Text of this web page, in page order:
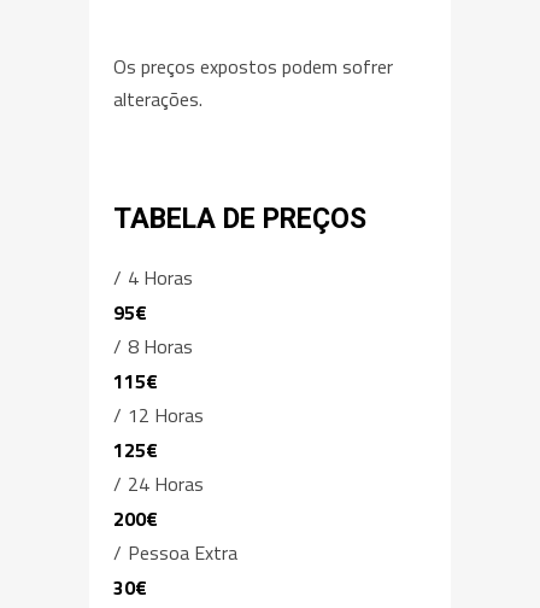
Os preços expostos podem sofrer
alterações.
TABELA DE PREÇOS
4 Horas
95€
8 Horas
115€
12 Horas
125€
24 Horas
200€
Pessoa Extra
30€